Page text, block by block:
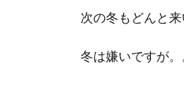
次の冬もどんと来
冬は嫌いですが